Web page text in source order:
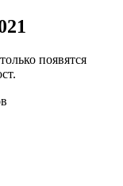
появятся